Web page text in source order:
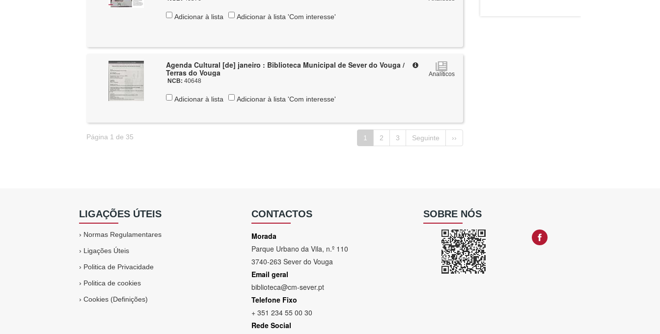
Adicionar à lista Adicionar à lista 'Com interesse'
Agenda Cultural [de] janeiro : Biblioteca Municipal de Sever do Vouga /
Terras do Vouga
NCB:40648
Analíticos
Adicionar à lista Adicionar à lista 'Com interesse'
Página 1 de 35 1 2 3 Seguinte ››
LIGAÇÕES ÚTEIS
› Normas Regulamentares
› Ligações Úteis
› Politica de Privacidade
› Politica de cookies
›Cookies (Definições)
CONTACTOS
Morada
Parque Urbano da Vila, n.º 110
3740-263 Sever do Vouga
Email geral
biblioteca@cm-sever.pt
Telefone Fixo
+ 351 234 55 00 30
Rede Social
SOBRE NÓS